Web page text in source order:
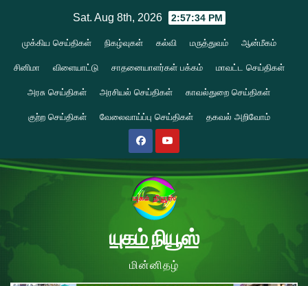
content
Sat. Aug 8th, 2026 2:57:35 PM
முக்கிய செய்திகள் நிகழ்வுகள் கல்வி மருத்துவம் ஆன்மீகம்
சினிமா விளையாட்டு சாதனையாளர்கள் பக்கம் மாவட்ட செய்திகள்
அரசு செய்திகள் அரசியல் செய்திகள் காவல்துறை செய்திகள்
குற்ற செய்திகள் வேலைவாய்ப்பு செய்திகள் தகவல் அறிவோம்
யுகம் நியூஸ்
மின்னிதழ்